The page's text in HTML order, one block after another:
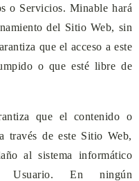
o Servicios. Minable hará
del Sitio Web, sin
que el acceso a este
o que esté libre de
que el contenido o
través de este Sitio Web,
al sistema informático
Usuario. En ningún